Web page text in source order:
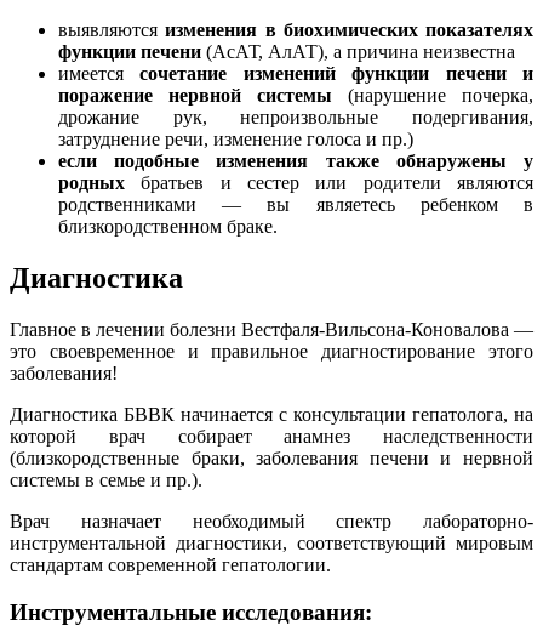
выявляютсяизменения в биохимических показателях
функции печени (АсАТ, АлАТ), а причина неизвестна
имеетсясочетание изменений функции печени и
поражение нервной системы (нарушение почерка,
дрожание рук, непроизвольные подергивания,
затруднение речи, изменение голоса и пр.)
если подобные изменения также обнаружены у
родных братьев и сестер или родители являются
родственниками — вы являетесь ребенком в
близкородственном браке.
Диагностика
Главное в лечении болезни Вестфаля-Вильсона-Коновалова —
это своевременное и правильное диагностирование этого
заболевания!
Диагностика БВВК начинается с консультации гепатолога, на
которой врач собирает анамнез наследственности
(близкородственные браки, заболевания печени и нервной
системы в семье и пр.).
Врач назначает необходимый спектр лабораторно-
инструментальной диагностики, соответствующий мировым
стандартам современной гепатологии.
Инструментальные исследования: